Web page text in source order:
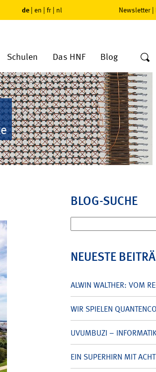
de | en | fr | nl Newsletter |
Schulen Das HNF Blog
BLOG-SUCHE
nach:
NEUESTE
ALWIN WALTHER: VOM
WIR SPIELEN
UVUMBUZI –
EIN SUPERHIRN MIT